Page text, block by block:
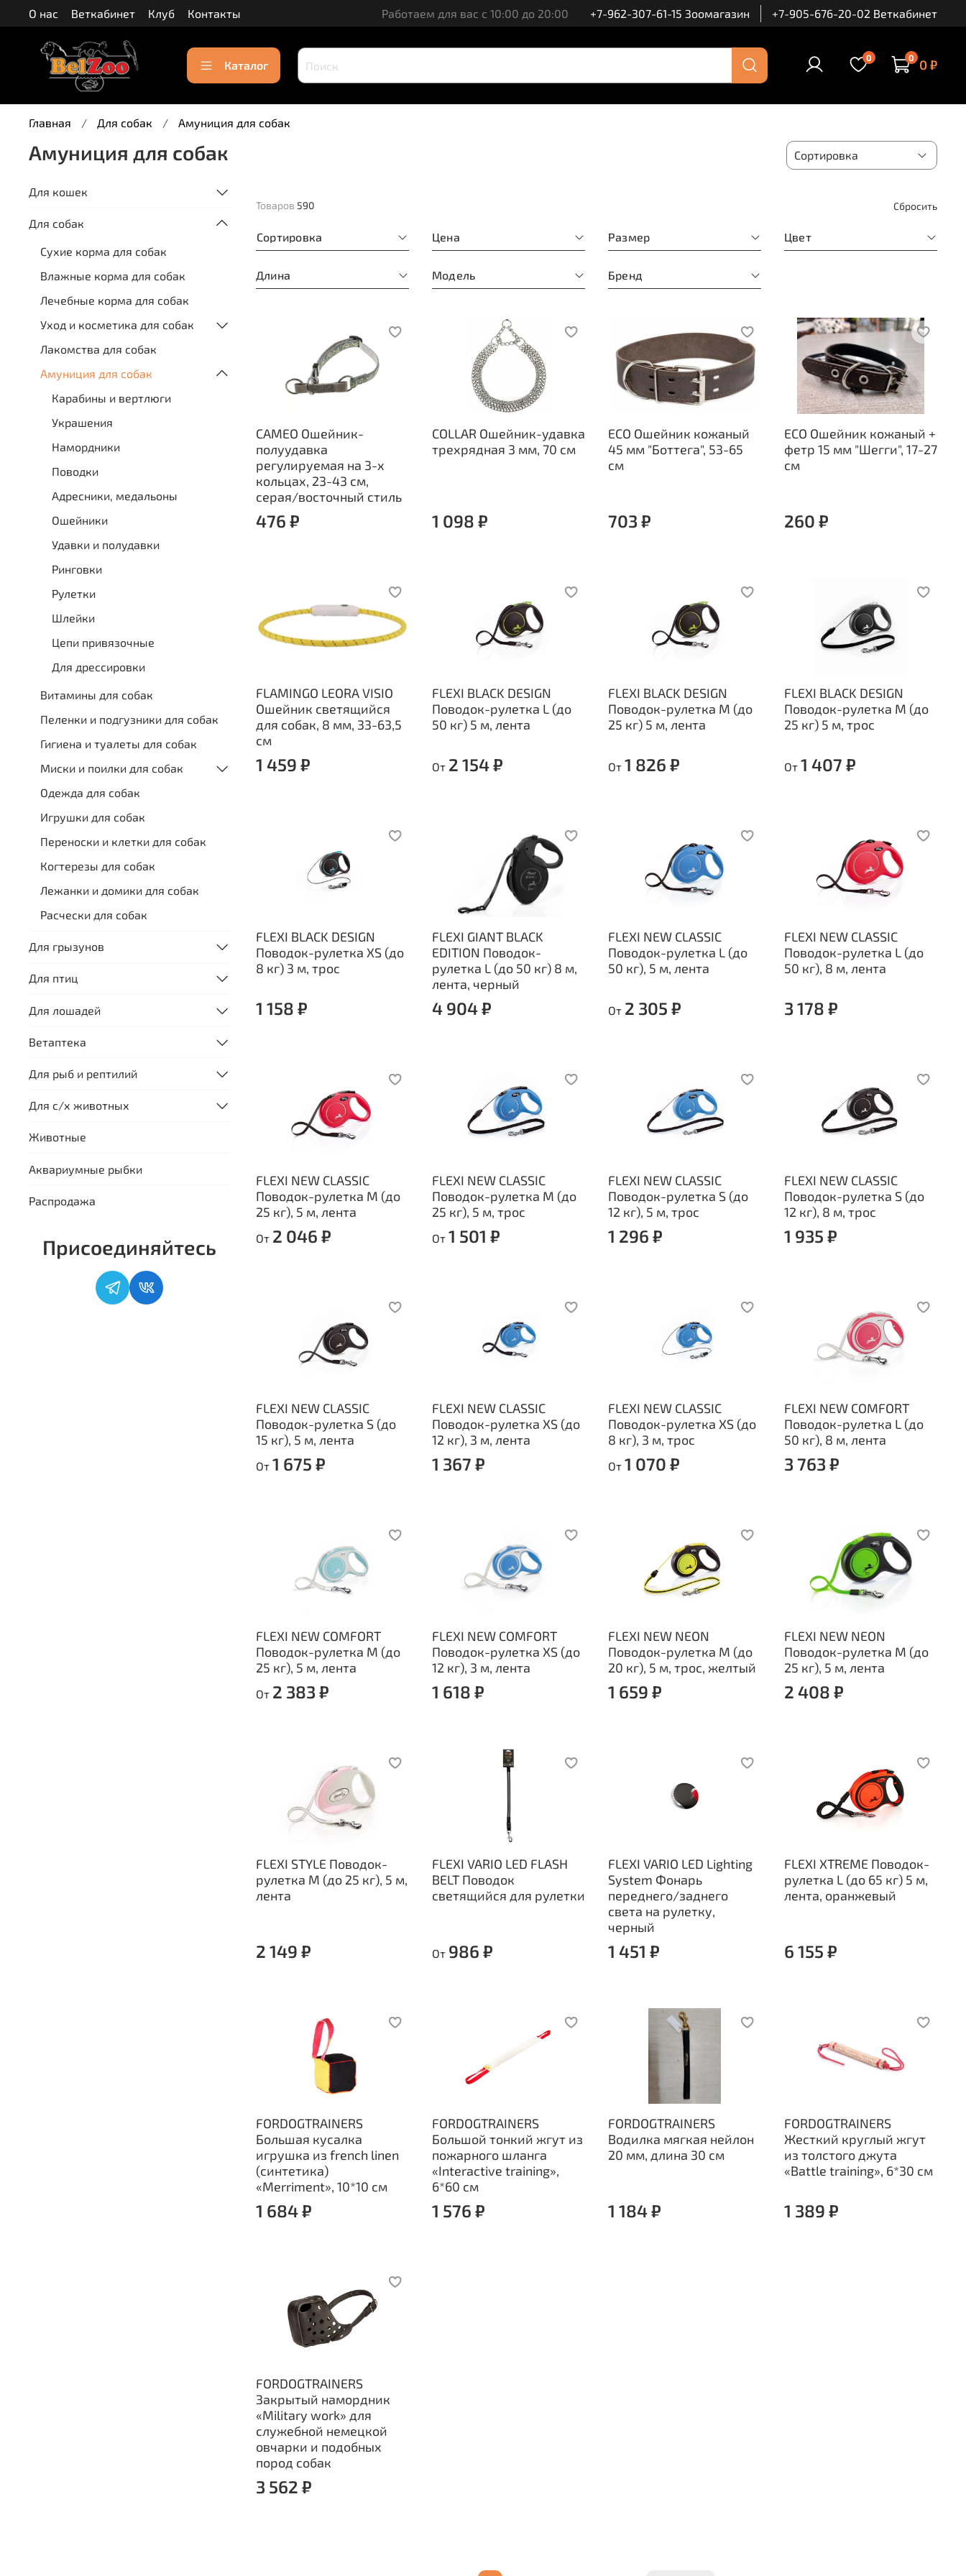
О нас Веткабинет Клуб Контакты Работаем для вас с 10:00 до 20:00 +7-962-307-61-15 Зоомагазин +7-905-676-20-02 Веткабинет
Каталог
0 0 0 ₽
Главная Для собак Амуниция для собак
Амуниция для собак
Товаров 590 Сбросить
Сортировка Цена Размер Цвет
Длина Модель Бренд
CAMEO Ошейник-
полуудавка
регулируемая на 3-х
кольцах, 23-43 см,
серая/восточный стиль
476 ₽
COLLAR Ошейник-удавка
трехрядная 3 мм, 70 см
1 098 ₽
ECO Ошейник кожаный
45 мм "Боттега", 53-65
см
703 ₽
ECO Ошейник кожаный +
фетр 15 мм "Шегги", 17-27
см
260 ₽
FLAMINGO LEORA VISIO
Ошейник светящийся
для собак, 8 мм, 33-63,5
см
1 459 ₽
FLEXI BLACK DESIGN
Поводок-рулетка L (до
50 кг) 5 м, лента
От 2 154 ₽
FLEXI BLACK DESIGN
Поводок-рулетка M (до
25 кг) 5 м, лента
От 1 826 ₽
FLEXI BLACK DESIGN
Поводок-рулетка M (до
25 кг) 5 м, трос
От 1 407 ₽
FLEXI BLACK DESIGN
Поводок-рулетка XS (до
8 кг) 3 м, трос
1 158 ₽
FLEXI GIANT BLACK
EDITION Поводок-
рулетка L (до 50 кг) 8 м,
лента, черный
4 904 ₽
FLEXI NEW CLASSIC
Поводок-рулетка L (до
50 кг), 5 м, лента
От 2 305 ₽
FLEXI NEW CLASSIC
Поводок-рулетка L (до
50 кг), 8 м, лента
3 178 ₽
FLEXI NEW CLASSIC
Поводок-рулетка M (до
25 кг), 5 м, лента
От 2 046 ₽
FLEXI NEW CLASSIC
Поводок-рулетка M (до
25 кг), 5 м, трос
От 1 501 ₽
FLEXI NEW CLASSIC
Поводок-рулетка S (до
12 кг), 5 м, трос
1 296 ₽
FLEXI NEW CLASSIC
Поводок-рулетка S (до
12 кг), 8 м, трос
1 935 ₽
FLEXI NEW CLASSIC
Поводок-рулетка S (до
15 кг), 5 м, лента
От 1 675 ₽
FLEXI NEW CLASSIC
Поводок-рулетка XS (до
12 кг), 3 м, лента
1 367 ₽
FLEXI NEW CLASSIC
Поводок-рулетка XS (до
8 кг), 3 м, трос
От 1 070 ₽
FLEXI NEW COMFORT
Поводок-рулетка L (до
50 кг), 8 м, лента
3 763 ₽
FLEXI NEW COMFORT
Поводок-рулетка M (до
25 кг), 5 м, лента
От 2 383 ₽
FLEXI NEW COMFORT
Поводок-рулетка XS (до
12 кг), 3 м, лента
1 618 ₽
FLEXI NEW NEON
Поводок-рулетка M (до
20 кг), 5 м, трос, желтый
1 659 ₽
FLEXI NEW NEON
Поводок-рулетка M (до
25 кг), 5 м, лента
2 408 ₽
FLEXI STYLE Поводок-
рулетка M (до 25 кг), 5 м,
лента
2 149 ₽
FLEXI VARIO LED FLASH
BELT Поводок
светящийся для рулетки
От 986 ₽
FLEXI VARIO LED Lighting
System Фонарь
переднего/заднего
света на рулетку,
черный
1 451 ₽
FLEXI XTREME Поводок-
рулетка L (до 65 кг) 5 м,
лента, оранжевый
6 155 ₽
FORDOGTRAINERS
Большая кусалка
игрушка из french linen
(синтетика)
«Merriment», 10*10 см
1 684 ₽
FORDOGTRAINERS
Большой тонкий жгут из
пожарного шланга
«Interactive training»,
6*60 см
1 576 ₽
FORDOGTRAINERS
Водилка мягкая нейлон
20 мм, длина 30 см
1 184 ₽
FORDOGTRAINERS
Жесткий круглый жгут
из толстого джута
«Battle training», 6*30 см
1 389 ₽
FORDOGTRAINERS
Закрытый намордник
«Military work» для
служебной немецкой
овчарки и подобных
пород собак
3 562 ₽
Для кошек
Для собак
Сухие корма для собак
Влажные корма для собак
Лечебные корма для собак
Уход и косметика для собак
Лакомства для собак
Амуниция для собак
Карабины и вертлюги
Украшения
Намордники
Поводки
Адресники, медальоны
Ошейники
Удавки и полудавки
Ринговки
Рулетки
Шлейки
Цепи привязочные
Для дрессировки
Витамины для собак
Пеленки и подгузники для собак
Гигиена и туалеты для собак
Миски и поилки для собак
Одежда для собак
Игрушки для собак
Переноски и клетки для собак
Когтерезы для собак
Лежанки и домики для собак
Расчески для собак
Для грызунов
Для птиц
Для лошадей
Ветаптека
Для рыб и рептилий
Для с/х животных
Животные
Аквариумные рыбки
Распродажа
Присоединяйтесь